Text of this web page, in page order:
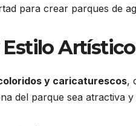
para crear parques de
Estilo Artístico
y caricaturescos,
del parque sea atractiva y